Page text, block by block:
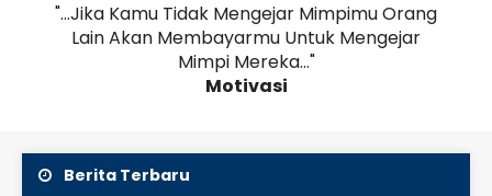
"...Jika Kamu Tidak Mengejar Mimpimu Orang
Lain Akan Membayarmu Untuk Mengejar
Mimpi Mereka..."
Motivasi
Berita Terbaru
19 Juni 2026
JADWAL KBM KELAS
dengan alokasi waktu sebagai berikut: